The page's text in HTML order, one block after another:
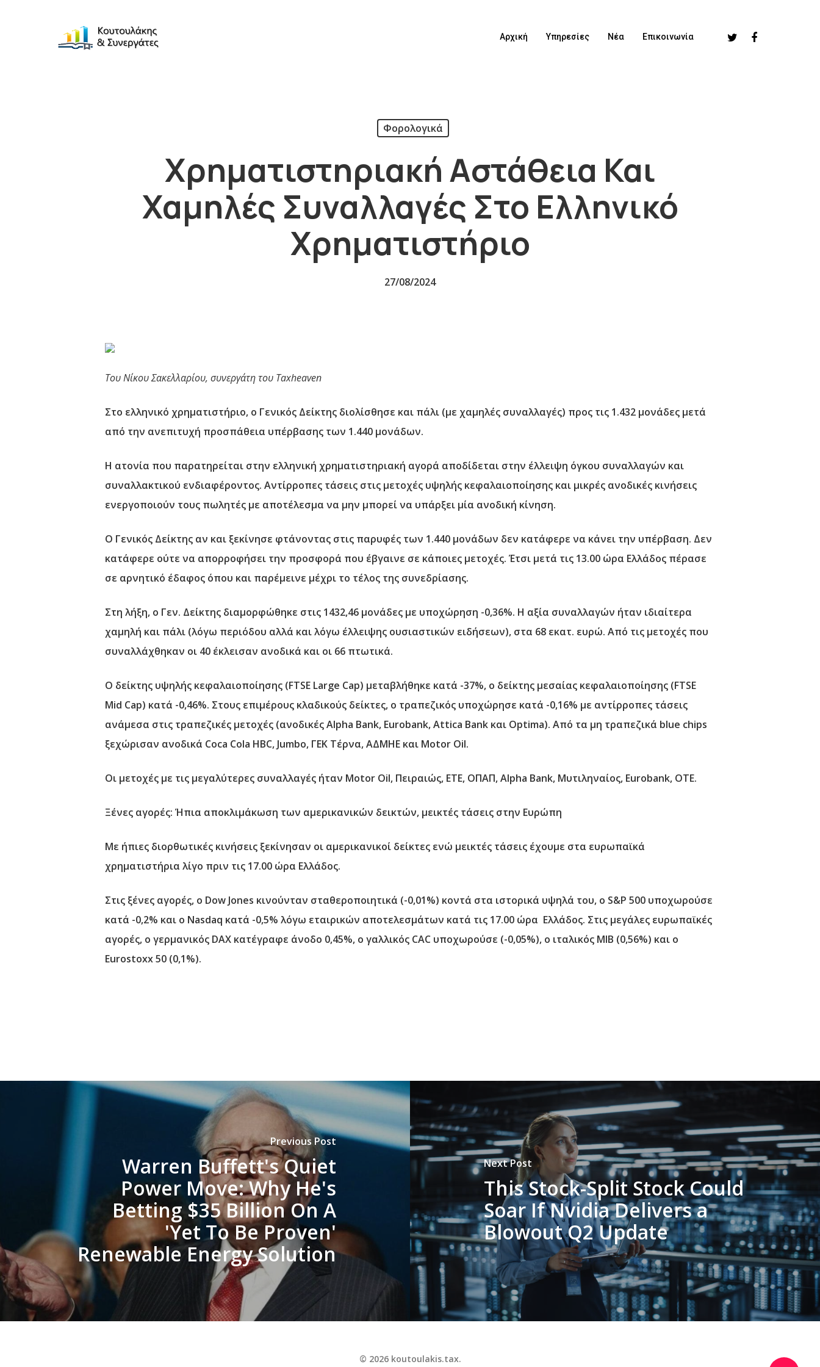
Αρχική Υπηρεσίες Νέα Επικοινωνία
Φορολογικά
Χρηματιστηριακή Αστάθεια Και
Χαμηλές Συναλλαγές Στο Ελληνικό
Χρηματιστήριο
27/08/2024
Του Νίκου Σακελλαρίου, συνεργάτη του Taxheaven
Στο ελληνικό χρηματιστήριο, ο Γενικός Δείκτης διολίσθησε και πάλι (με χαμηλές συναλλαγές) προς τις 1.432 μονάδες μετά
από την ανεπιτυχή προσπάθεια υπέρβασης των 1.440 μονάδων.
Η ατονία που παρατηρείται στην ελληνική χρηματιστηριακή αγορά αποδίδεται στην έλλειψη όγκου συναλλαγών και
συναλλακτικού ενδιαφέροντος. Αντίρροπες τάσεις στις μετοχές υψηλής κεφαλαιοποίησης και μικρές ανοδικές κινήσεις
ενεργοποιούν τους πωλητές με αποτέλεσμα να μην μπορεί να υπάρξει μία ανοδική κίνηση.
Ο Γενικός Δείκτης αν και ξεκίνησε φτάνοντας στις παρυφές των 1.440 μονάδων δεν κατάφερε να κάνει την υπέρβαση. Δεν
κατάφερε ούτε να απορροφήσει την προσφορά που έβγαινε σε κάποιες μετοχές. Έτσι μετά τις 13.00 ώρα Ελλάδος πέρασε
σε αρνητικό έδαφος όπου και παρέμεινε μέχρι το τέλος της συνεδρίασης.
Στη λήξη, ο Γεν. Δείκτης διαμορφώθηκε στις 1432,46 μονάδες με υποχώρηση -0,36%. Η αξία συναλλαγών ήταν ιδιαίτερα
χαμηλή και πάλι (λόγω περιόδου αλλά και λόγω έλλειψης ουσιαστικών ειδήσεων), στα 68 εκατ. ευρώ. Από τις μετοχές που
συναλλάχθηκαν οι 40 έκλεισαν ανοδικά και οι 66 πτωτικά.
Ο δείκτης υψηλής κεφαλαιοποίησης (FTSE Large Cap) μεταβλήθηκε κατά -37%, ο δείκτης μεσαίας κεφαλαιοποίησης (FTSE
Mid Cap) κατά -0,46%. Στους επιμέρους κλαδικούς δείκτες, ο τραπεζικός υποχώρησε κατά -0,16% με αντίρροπες τάσεις
ανάμεσα στις τραπεζικές μετοχές (ανοδικές Alpha Bank, Εurobank, Attica Bank και Optima). Από τα μη τραπεζικά blue chips
ξεχώρισαν ανοδικά Coca Cola HBC, Jumbo, ΓΕΚ Τέρνα, ΑΔΜΗΕ και Motor Oil.
Οι μετοχές με τις μεγαλύτερες συναλλαγές ήταν Motor Oil, Πειραιώς, ΕΤΕ, ΟΠΑΠ, Alpha Bank, Μυτιληναίος, Eurobank, ΟΤΕ.
Ξένες αγορές: Ήπια αποκλιμάκωση των αμερικανικών δεικτών, μεικτές τάσεις στην Ευρώπη
Με ήπιες διορθωτικές κινήσεις ξεκίνησαν οι αμερικανικοί δείκτες ενώ μεικτές τάσεις έχουμε στα ευρωπαϊκά
χρηματιστήρια λίγο πριν τις 17.00 ώρα Ελλάδος.
Στις ξένες αγορές, ο Dow Jones κινούνταν σταθεροποιητικά (-0,01%) κοντά στα ιστορικά υψηλά του, ο S&P 500 υποχωρούσε
κατά -0,2% και ο Nasdaq κατά -0,5% λόγω εταιρικών αποτελεσμάτων κατά τις 17.00 ώρα Ελλάδος. Στις μεγάλες ευρωπαϊκές
αγορές, ο γερμανικός DAX κατέγραφε άνοδο 0,45%, ο γαλλικός CAC υποχωρούσε (-0,05%), ο ιταλικός MIB (0,56%) και ο
Eurostoxx 50 (0,1%).
Previous Post
Warren Buffett's Quiet
Power Move: Why He's
Betting $35 Billion On A
'Yet To Be Proven'
Renewable Energy Solution
Next Post
This Stock-Split Stock Could
Soar If Nvidia Delivers a
Blowout Q2 Update
© 2026 koutoulakis.tax.